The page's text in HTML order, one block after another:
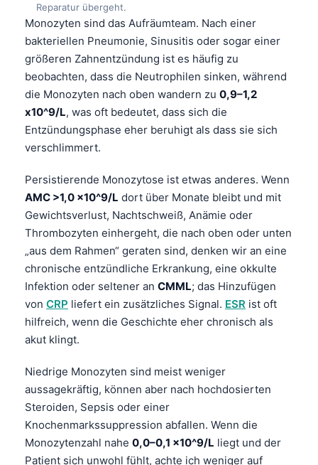
Reparatur übergeht.
Monozyten sind das Aufräumteam. Nach einer
bakteriellen Pneumonie, Sinusitis oder sogar einer
größeren Zahnentzündung ist es häufig zu
beobachten, dass die Neutrophilen sinken, während
die Monozyten nach oben wandern zu 0,9–1,2
x10^9/L, was oft bedeutet, dass sich die
Entzündungsphase eher beruhigt als dass sie sich
verschlimmert.
Persistierende Monozytose ist etwas anderes. Wenn
AMC >1,0 x10^9/L dort über Monate bleibt und mit
Gewichtsverlust, Nachtschweiß, Anämie oder
Thrombozyten einhergeht, die nach oben oder unten
„aus dem Rahmen“ geraten sind, denken wir an eine
chronische entzündliche Erkrankung, eine okkulte
Infektion oder seltener an CMML; das Hinzufügen
von CRP liefert ein zusätzliches Signal. ESR ist oft
hilfreich, wenn die Geschichte eher chronisch als
akut klingt.
Niedrige Monozyten sind meist weniger
aussagekräftig, können aber nach hochdosierten
Steroiden, Sepsis oder einer
Knochenmarkssuppression abfallen. Wenn die
Monozytenzahl nahe 0,0–0,1 x10^9/L liegt und der
Patient sich unwohl fühlt, achte ich weniger auf